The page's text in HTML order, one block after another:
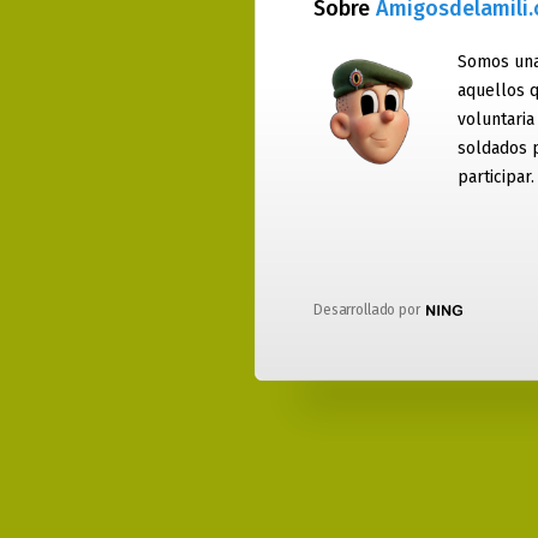
Sobre
Somos
aquellos
voluntaria
soldados
participar.
Desarrollado por